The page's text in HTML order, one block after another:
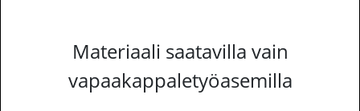
Materiaali saatavilla vain
vapaakappaletyöasemilla